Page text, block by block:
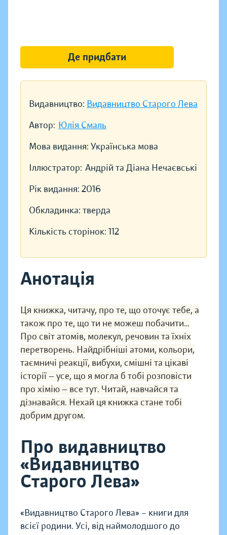
Видавництво: Видавництво Старого Лева
Автор: Юлія Смаль
Мова видання: Українська мова
Іллюстратор: Андрій та Діана Нечаєвські
Рік видання: 2016
Обкладинка: тверда
Кількість сторінок: 112
Анотація
Ця книжка, читачу, про те, що оточує тебе, а
також про те, що ти не можеш побачити…
Про світ атомів, молекул, речовин та їхніх
перетворень. Найдрібніші атоми, кольори,
таємничі реакції, вибухи, смішні та цікаві
історії — усе, що я могла б тобі розповісти
про хімію — все тут. Читай, навчайся та
дізнавайся. Нехай ця книжка стане тобі
добрим другом.
Про видавництво
«Видавництво
Старого Лева»
«Видавництво Старого Лева» – книги для
всієї родини. Усі, від наймолодшого до
Де придбати